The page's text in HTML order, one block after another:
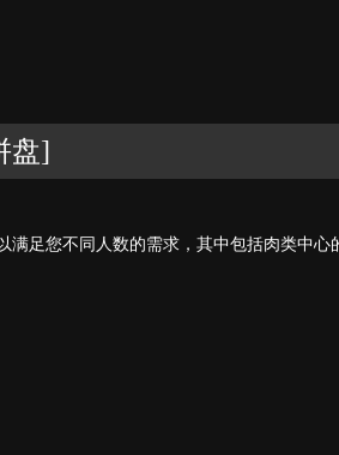
盘]
足您不同人数的需求，其中包括肉类中心